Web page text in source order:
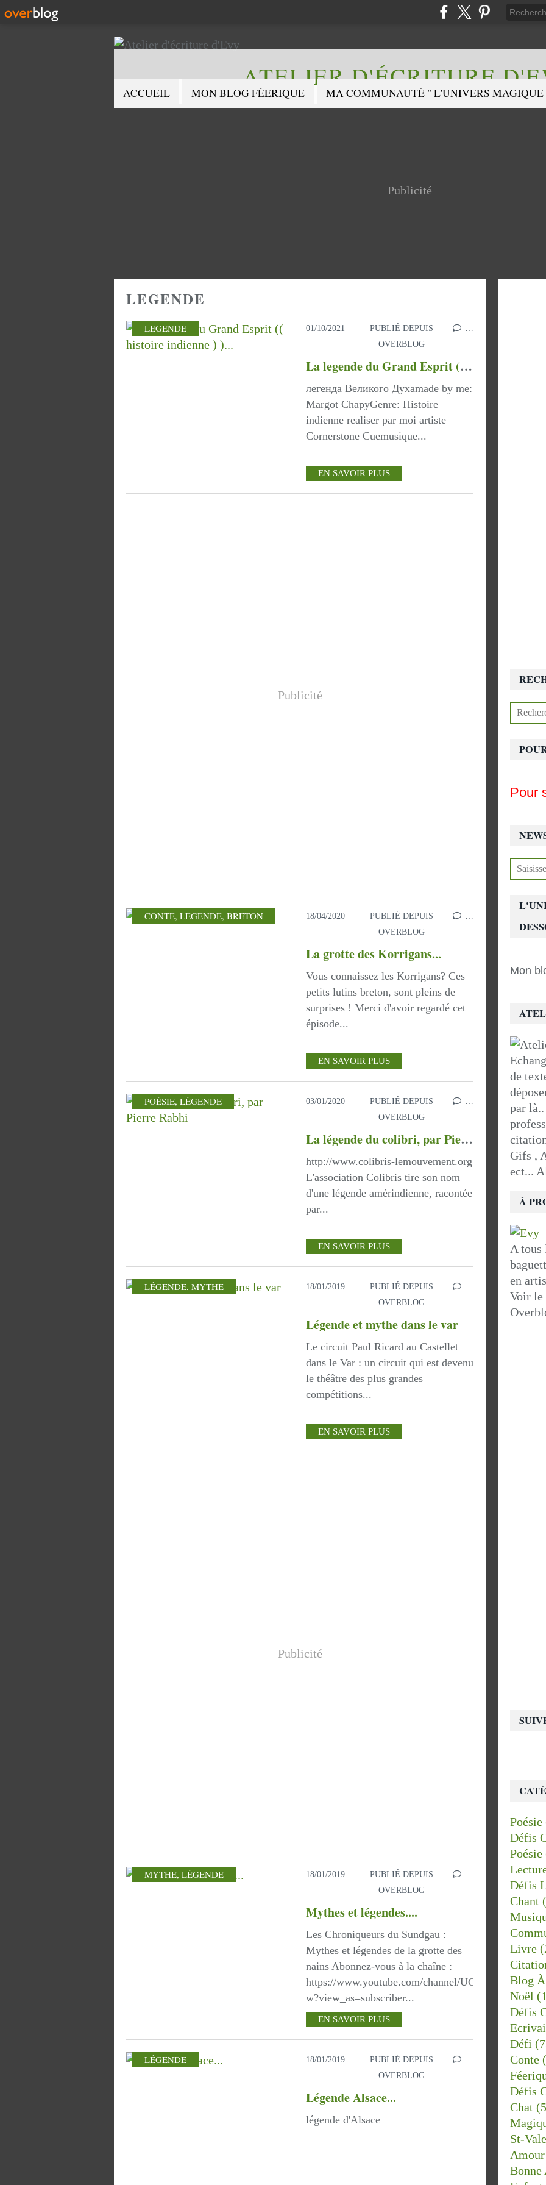
ATELIER D'ÉCRITURE
ACCUEIL MON BLOG FÉERIQUE MA COMMUNAUTÉ " L'UNIVERS MAGIQUE
Publicité
LEGENDE
LEGENDE 01/10/2021
PUBLIÉ DEPUIS
OVERBLOG
…
La legende du Grand Esprit (( histoire indienne ) )...
легенда Великого Духаmade by me:
Margot ChapyGenre: Histoire
indienne realiser par moi artiste
Cornerstone Cuemusique...
EN SAVOIR PLUS
Publicité
CONTE, LEGENDE, BRETON 18/04/2020
PUBLIÉ DEPUIS
OVERBLOG
…
La grotte des Korrigans...
Vous connaissez les Korrigans? Ces
petits lutins breton, sont pleins de
surprises ! Merci d'avoir regardé cet
épisode...
EN SAVOIR PLUS
POÉSIE, LÉGENDE 03/01/2020
PUBLIÉ DEPUIS
OVERBLOG
…
La légende du colibri, par Pierre Rabhi
http://www.colibris-lemouvement.org
L'association Colibris tire son nom
d'une légende amérindienne, racontée
par...
EN SAVOIR PLUS
LÉGENDE, MYTHE 18/01/2019
PUBLIÉ DEPUIS
OVERBLOG
…
Légende et mythe dans le var
Le circuit Paul Ricard au Castellet
dans le Var : un circuit qui est devenu
le théâtre des plus grandes
compétitions...
EN SAVOIR PLUS
Publicité
MYTHE, LÉGENDE 18/01/2019
PUBLIÉ DEPUIS
OVERBLOG
…
Mythes et légendes....
Les Chroniqueurs du Sundgau :
Mythes et légendes de la grotte des
nains Abonnez-vous à la chaîne :
https://www.youtube.com/channel/
w?view_as=subscriber...
EN SAVOIR PLUS
LÉGENDE 18/01/2019
PUBLIÉ DEPUIS
OVERBLOG
…
Légende Alsace...
légende d'Alsace
de
par
Gifs ,
ect...
À
A tous
en
Voir
Poésie
Défis
Poésie
Défis
Chant
Livre
Blog
Noël
Défis
Défi
Conte
Défis
Chat
St-
Amour
Bonne
Pour
Mon